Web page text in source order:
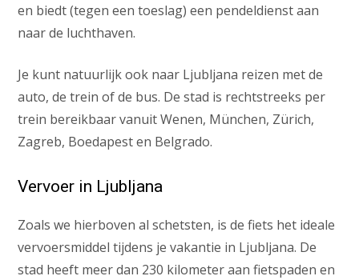
en biedt (tegen een toeslag) een pendeldienst aan
naar de luchthaven.
Je kunt natuurlijk ook naar Ljubljana reizen met de
auto, de trein of de bus. De stad is rechtstreeks per
trein bereikbaar vanuit Wenen, München, Zürich,
Zagreb, Boedapest en Belgrado.
Vervoer in Ljubljana
Zoals we hierboven al schetsten, is de fiets het ideale
vervoersmiddel tijdens je vakantie in Ljubljana. De
stad heeft meer dan 230 kilometer aan fietspaden en